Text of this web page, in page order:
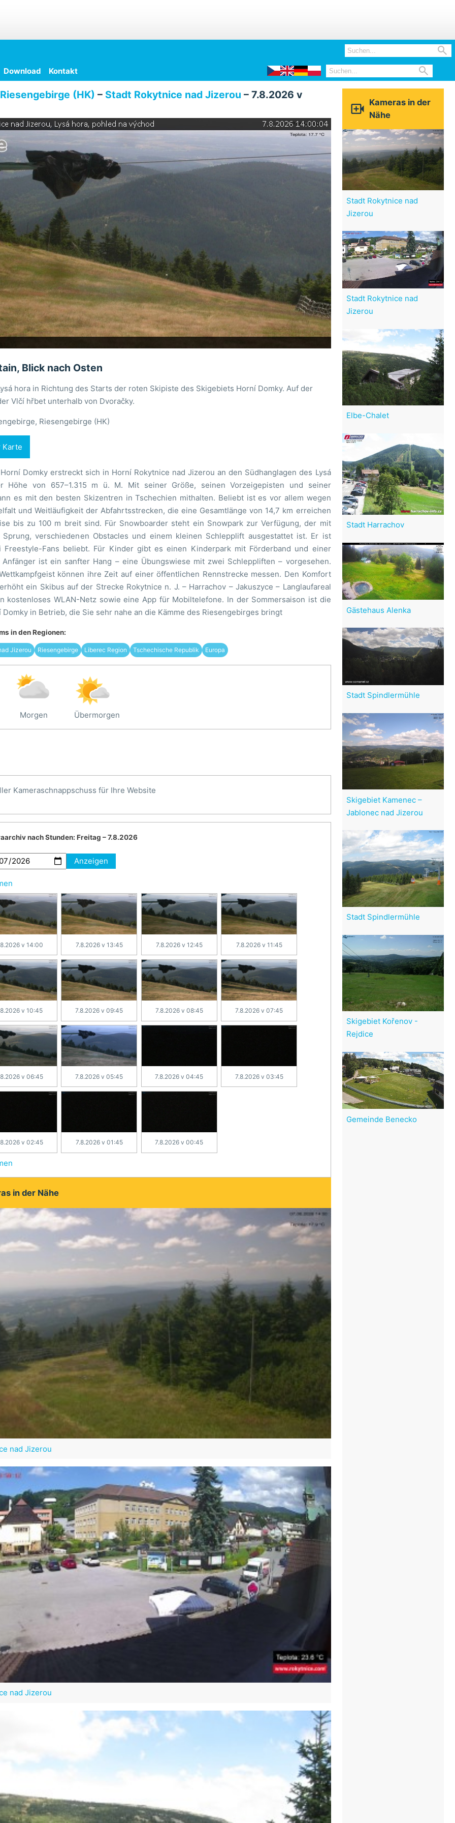

Download Kontakt 
Riesengebirge (HK) – Stadt Rokytnice nad Jizerou – 7.8.2026 v
Blick nach Osten
hora in Richtung des Starts der roten Skipiste des Skigebiets Horní Domky. Auf der
Vlčí hřbet unterhalb von Dvoračky.
Riesengebirge (HK)
Karte
Domky erstreckt sich in Horní Rokytnice nad Jizerou an den Südhanglagen des Lysá
Höhe von 657–1.315 m ü. M. Mit seiner Größe, seinen Vorzeigepisten und seiner
es mit den besten Skizentren in Tschechien mithalten. Beliebt ist es vor allem wegen
und Weitläufigkeit der Abfahrtsstrecken, die eine Gesamtlänge von 14,7 km erreichen
bis zu 100 m breit sind. Für Snowboarder steht ein Snowpark zur Verfügung, der mit
verschiedenen Obstacles und einem kleinen Schlepplift ausgestattet ist. Er ist
Freestyle-Fans beliebt. Für Kinder gibt es einen Kinderpark mit Förderband und einer
Anfänger ist ein sanfter Hang – eine Übungswiese mit zwei Schleppliften – vorgesehen.
können ihre Zeit auf einer öffentlichen Rennstrecke messen. Den Komfort
ein Skibus auf der Strecke Rokytnice n. J. – Harrachov – Jakuszyce – Langlaufareal
kostenloses WLAN-Netz sowie eine App für Mobiltelefone. In der Sommersaison ist die
Domky in Betrieb, die Sie sehr nahe an die Kämme des Riesengebirges bringt
in den Regionen:
Jizerou Riesengebirge Liberec Region Tschechische Republik Europa
Morgen Übermorgen
Kameraschnappschuss für Ihre Website
nach Stunden: Freitag – 7.8.2026
Anzeigen
v 14:00 7.8.2026 v 13:45 7.8.2026 v 12:45 7.8.2026 v 11:45
v 10:45 7.8.2026 v 09:45 7.8.2026 v 08:45 7.8.2026 v 07:45
v 06:45 7.8.2026 v 05:45 7.8.2026 v 04:45 7.8.2026 v 03:45
v 02:45 7.8.2026 v 01:45 7.8.2026 v 00:45
in der Nähe
nad Jizerou
nad Jizerou
 Kameras in der
Nähe
Stadt Rokytnice nad
Jizerou
Stadt Rokytnice nad
Jizerou
Elbe-Chalet
Stadt Harrachov
Gästehaus Alenka
Stadt Spindlermühle
Skigebiet Kamenec –
Jablonec nad Jizerou
Stadt Spindlermühle
Skigebiet Kořenov -
Rejdice
Gemeinde Benecko